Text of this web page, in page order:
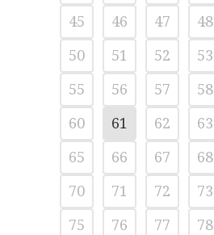
45
46 47 48
50
51 52 53
55
56 57 58
60
61 62 63
65
66 67 68
70
71 72 73
75
76 77 78